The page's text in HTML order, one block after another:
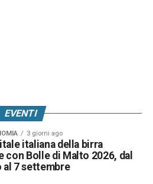
EVENTI
3 giorni ago
italiana della birra
con Bolle di Malto 2026, dal
al 7 settembre